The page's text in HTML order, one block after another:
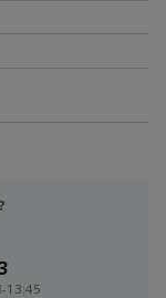
13:45